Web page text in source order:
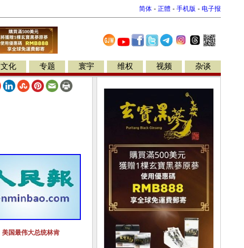
简体 - 正體 - 手机版 - 电子报
文化 专题 寰宇 维权 视频 杂谈
美国最伟大总统林肯